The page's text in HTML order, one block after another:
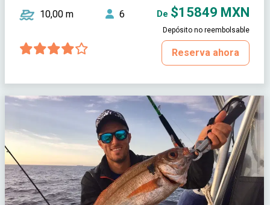
10,00 m 6 De $15849 MXN
Depósito no reembolsable
Reserva ahora